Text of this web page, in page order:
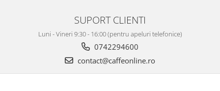
SUPORT CLIENTI
Luni - Vineri 9:30 - 16:00 (pentru apeluri telefonice)
0742294600
contact@caffeonline.ro